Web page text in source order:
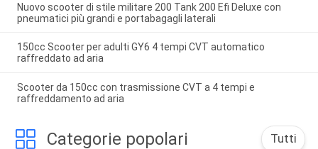
Nuovo scooter di stile militare 200 Tank 200 Efi Deluxe con
pneumatici più grandi e portabagagli laterali
150cc Scooter per adulti GY6 4 tempi CVT automatico
raffreddato ad aria
Scooter da 150cc con trasmissione CVT a 4 tempi e
raffreddamento ad aria
Categorie popolari Tutti